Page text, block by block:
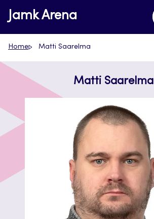
Skip
to
content
Jamk Arena
Home Matti Saarelma
Matti Saarelma